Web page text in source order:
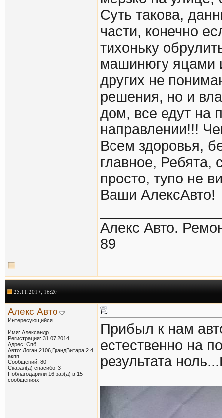
Суть такова,
части, конечно
тихоньку
машинюгу яцами
других не
решения, но и
дом, все едут на
направлении!!!
Всем здоровья,
главное, Ребята,
просто, тупо не
Ваши АлексАвто!
Алекс Авто.
89
25.11.2017, 16:20
Алекс Авто
Интересующийся
Имя: Александр
Регистрация: 31.07.2014
Адрес: Спб
Авто: Логан,2106,ГрандВитара 2.4
акпп
Сообщений: 80
Сказал(а) спасибо: 3
Поблагодарили 16 раз(а) в 15
сообщениях
Прибыл к нам
естественно на
результата